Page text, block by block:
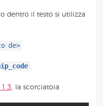
dentro il testo si utilizza
de>
.
1.3 , la scorciatoia